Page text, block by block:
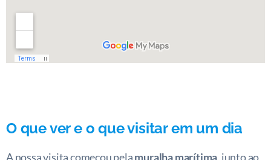
O que ver e o que visitar em um dia
A nossa visita começou pelamuralha marítima , junto ao